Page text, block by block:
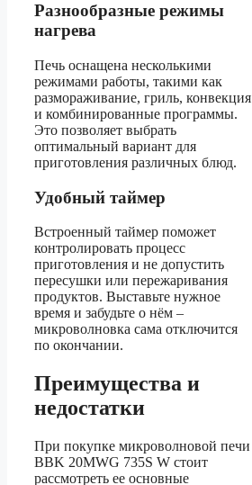
Разнообразные режимы
нагрева
Печь оснащена несколькими
режимами работы, такими как
размораживание, гриль, конвекция
и комбинированные программы.
Это позволяет выбрать
оптимальный вариант для
приготовления различных блюд.
Удобный таймер
Встроенный таймер поможет
контролировать процесс
приготовления и не допустить
пересушки или пережаривания
продуктов. Выставьте нужное
время и забудьте о нём –
микроволновка сама отключится
по окончании.
Преимущества и
недостатки
При покупке микроволновой печи
BBK 20MWG 735S W стоит
рассмотреть ее основные